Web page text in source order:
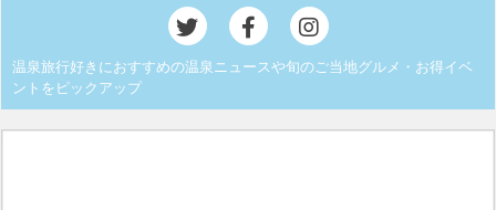
温泉旅行好きにおすすめの温泉ニュースや旬のご当地グルメ・お得イベ
ントをピックアップ